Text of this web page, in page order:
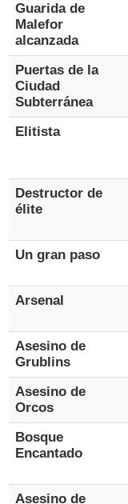
Guarida de
Malefor
alcanzada
Puertas de la
Ciudad
Subterránea
Elitista
Destructor de
élite
Un gran paso
Arsenal
Asesino de
Grublins
Asesino de
Orcos
Bosque
Encantado
Asesino de